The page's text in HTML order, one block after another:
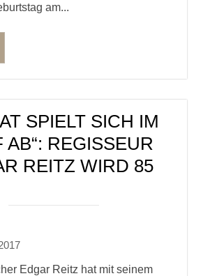
am...
SPIELT SICH IM
AB“: REGISSEUR
REITZ WIRD 85
Edgar Reitz hat mit seinem